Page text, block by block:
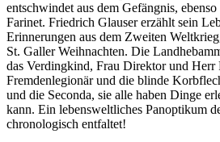
entschwindet aus dem Gefängnis,
Farinet. Friedrich Glauser erzählt sein
Erinnerungen aus dem Zweiten
St. Galler Weihnachten. Die
das Verdingkind, Frau Direktor und Herr
Fremdenlegionär und die blinde
und die Seconda, sie alle haben Dinge
kann. Ein lebensweltliches Panoptikum
chronologisch entfaltet!